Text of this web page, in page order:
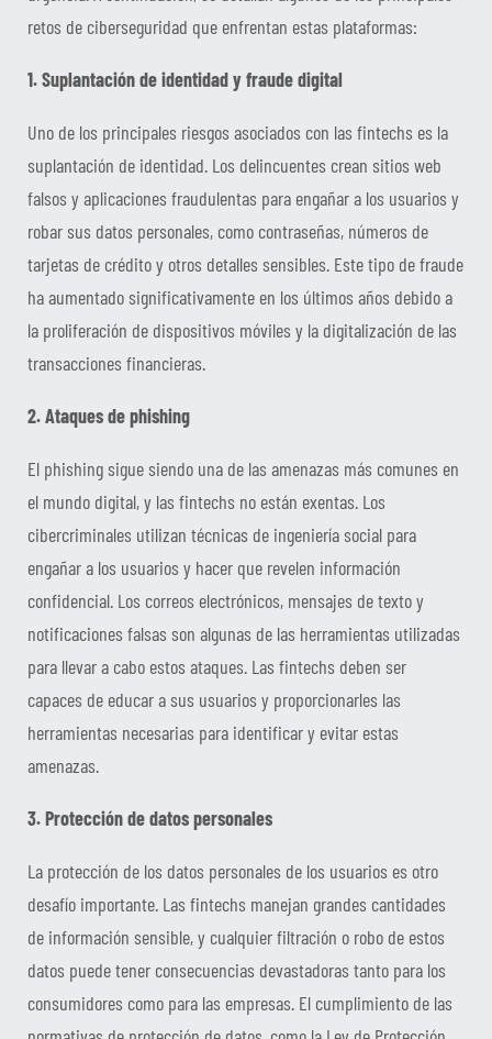
retos de ciberseguridad que enfrentan estas plataformas:
1. Suplantación de identidad y fraude digital
Uno de los principales riesgos asociados con las fintechs es la
suplantación de identidad. Los delincuentes crean sitios web
falsos y aplicaciones fraudulentas para engañar a los usuarios y
robar sus datos personales, como contraseñas, números de
tarjetas de crédito y otros detalles sensibles. Este tipo de fraude
ha aumentado significativamente en los últimos años debido a
la proliferación de dispositivos móviles y la digitalización de las
transacciones financieras.
2. Ataques de phishing
El phishing sigue siendo una de las amenazas más comunes en
el mundo digital, y las fintechs no están exentas. Los
cibercriminales utilizan técnicas de ingeniería social para
engañar a los usuarios y hacer que revelen información
confidencial. Los correos electrónicos, mensajes de texto y
notificaciones falsas son algunas de las herramientas utilizadas
para llevar a cabo estos ataques. Las fintechs deben ser
capaces de educar a sus usuarios y proporcionarles las
herramientas necesarias para identificar y evitar estas
amenazas.
3. Protección de datos personales
La protección de los datos personales de los usuarios es otro
desafío importante. Las fintechs manejan grandes cantidades
de información sensible, y cualquier filtración o robo de estos
datos puede tener consecuencias devastadoras tanto para los
consumidores como para las empresas. El cumplimiento de las